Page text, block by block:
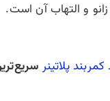
و التهاب آن است.
پلاتینر